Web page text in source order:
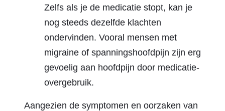
Zelfs als je de medicatie stopt, kan je
nog steeds dezelfde klachten
ondervinden. Vooral mensen met
migraine of spanningshoofdpijn zijn erg
gevoelig aan hoofdpijn door medicatie-
overgebruik.
Aangezien de symptomen en oorzaken van